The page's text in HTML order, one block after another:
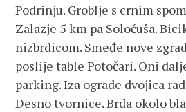
Podrinju. Groblje s crnim
Zalazje 5 km pa Soloćuša.
nizbrdicom. Smeđe nove
poslije table Potočari. Oni
parking. Iza ograde dvojica
Desno tvornice. Brda okolo